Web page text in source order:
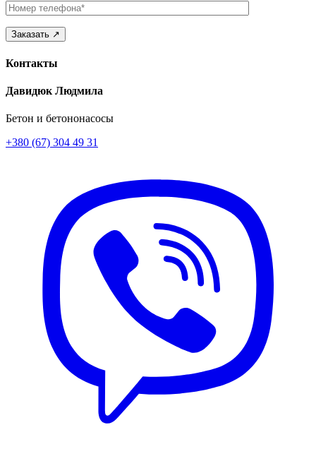
Телефон
Контакты
Давидюк Людмила
Бетон и бетононасосы
+380 (67) 304 49 31